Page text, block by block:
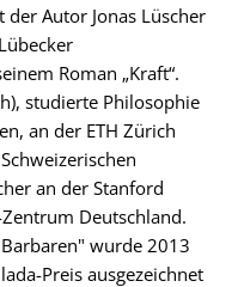
Autor Jonas Lüscher
Roman „Kraft“.
studierte Philosophie
an der ETH Zürich
an der Stanford
Deutschland.
wurde 2013
Preis ausgezeichnet